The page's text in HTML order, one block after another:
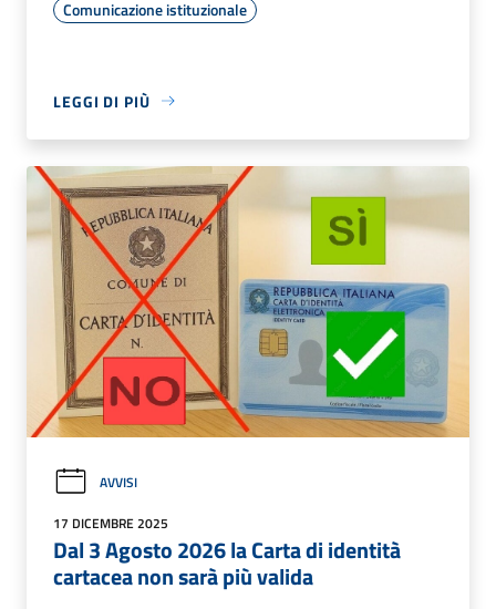
Comunicazione istituzionale
LEGGI DI PIÙ
AVVISI
17 DICEMBRE 2025
Dal 3 Agosto 2026 la Carta di identità
cartacea non sarà più valida